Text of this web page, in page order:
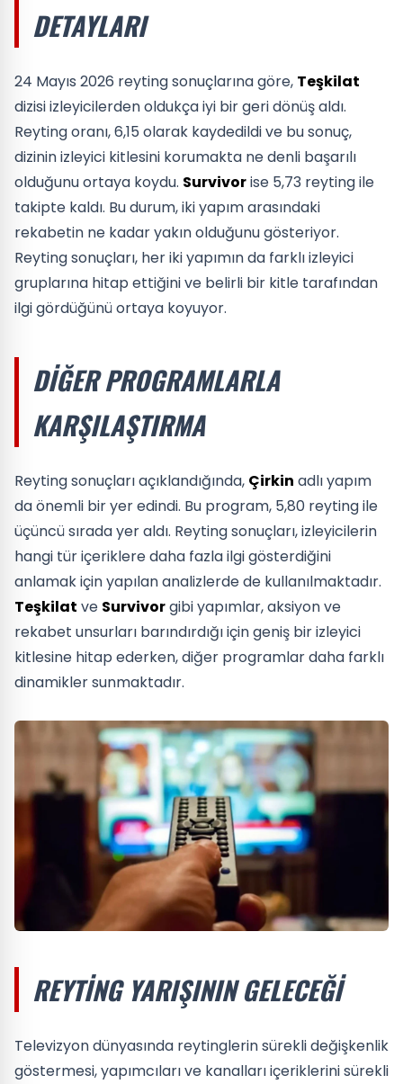
DETAYLARI
24 Mayıs 2026 reyting sonuçlarına göre, Teşkilat
dizisi izleyicilerden oldukça iyi bir geri dönüş aldı.
Reyting oranı, 6,15 olarak kaydedildi ve bu sonuç,
dizinin izleyici kitlesini korumakta ne denli başarılı
olduğunu ortaya koydu. Survivorise 5,73 reyting ile
takipte kaldı. Bu durum, iki yapım arasındaki
rekabetin ne kadar yakın olduğunu gösteriyor.
Reyting sonuçları, her iki yapımın da farklı izleyici
gruplarına hitap ettiğini ve belirli bir kitle tarafından
ilgi gördüğünü ortaya koyuyor.
DIĞER PROGRAMLARLA
KARŞILAŞTIRMA
Reyting sonuçları açıklandığında, Çirkin adlı yapım
da önemli bir yer edindi. Bu program, 5,80 reyting ile
üçüncü sırada yer aldı. Reyting sonuçları, izleyicilerin
hangi tür içeriklere daha fazla ilgi gösterdiğini
anlamak için yapılan analizlerde de kullanılmaktadır.
Teşkilat ve Survivorgibi yapımlar, aksiyon ve
rekabet unsurları barındırdığı için geniş bir izleyici
kitlesine hitap ederken, diğer programlar daha farklı
dinamikler sunmaktadır.
REYTING YARIŞININ GELECEĞI
Televizyon dünyasında reytinglerin sürekli değişkenlik
göstermesi, yapımcıları ve kanalları içeriklerini sürekli